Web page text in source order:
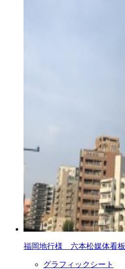
福岡地行様 六本松媒体看板
グラフィックシート